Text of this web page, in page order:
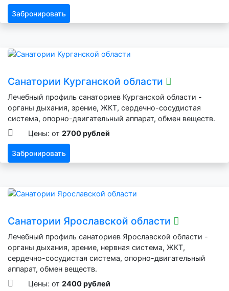
Забронировать
Санатории Курганской области
Лечебный профиль санаториев Курганской области -
органы дыхания, зрение, ЖКТ, сердечно-сосудистая
система, опорно-двигательный аппарат, обмен веществ.
Цены: от 2700 рублей
Забронировать
Санатории Ярославской области
Лечебный профиль санаториев Ярославской области -
органы дыхания, зрение, нервная система, ЖКТ,
сердечно-сосудистая система, опорно-двигательный
аппарат, обмен веществ.
Цены: от 2400 рублей